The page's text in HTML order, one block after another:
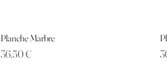
Planche Marbre
Prix
36,50 €